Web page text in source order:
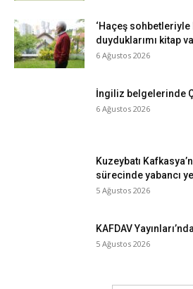
‘Haçeş
duyduklarımı kitap
6 Ağustos 2026
İngiliz belgelerinde
6 Ağustos 2026
Kuzeybatı
sürecinde yabancı
5 Ağustos 2026
KAFDAV
5 Ağustos 2026